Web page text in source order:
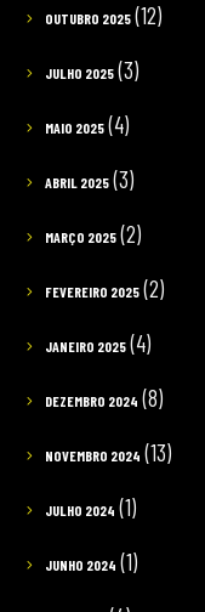
OUTUBRO 2025(12)
JULHO 2025(3)
MAIO 2025(4)
ABRIL 2025(3)
MARÇO 2025(2)
FEVEREIRO 2025(2)
JANEIRO 2025(4)
DEZEMBRO 2024 (8)
NOVEMBRO 2024 (13)
JULHO 2024 (1)
JUNHO 2024 (1)